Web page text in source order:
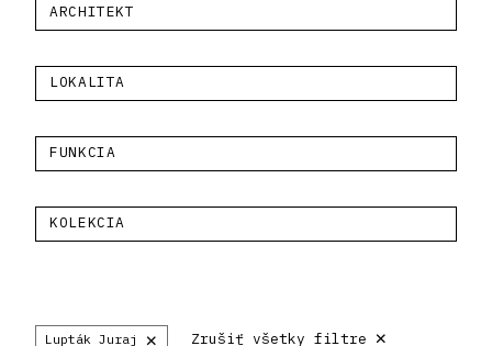
ARCHITEKT
LOKALITA
FUNKCIA
KOLEKCIA
Lupták Juraj × Zrušiť všetky filtre ×